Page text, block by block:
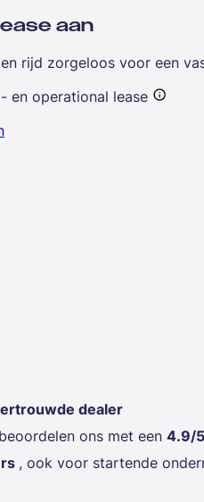
aan
rijd zorgeloos voor een
en operational lease
dealer
beoordelen ons met een 4.9/5
, ook voor startende